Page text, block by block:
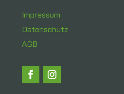
Impressum
Datenschutz
AGB